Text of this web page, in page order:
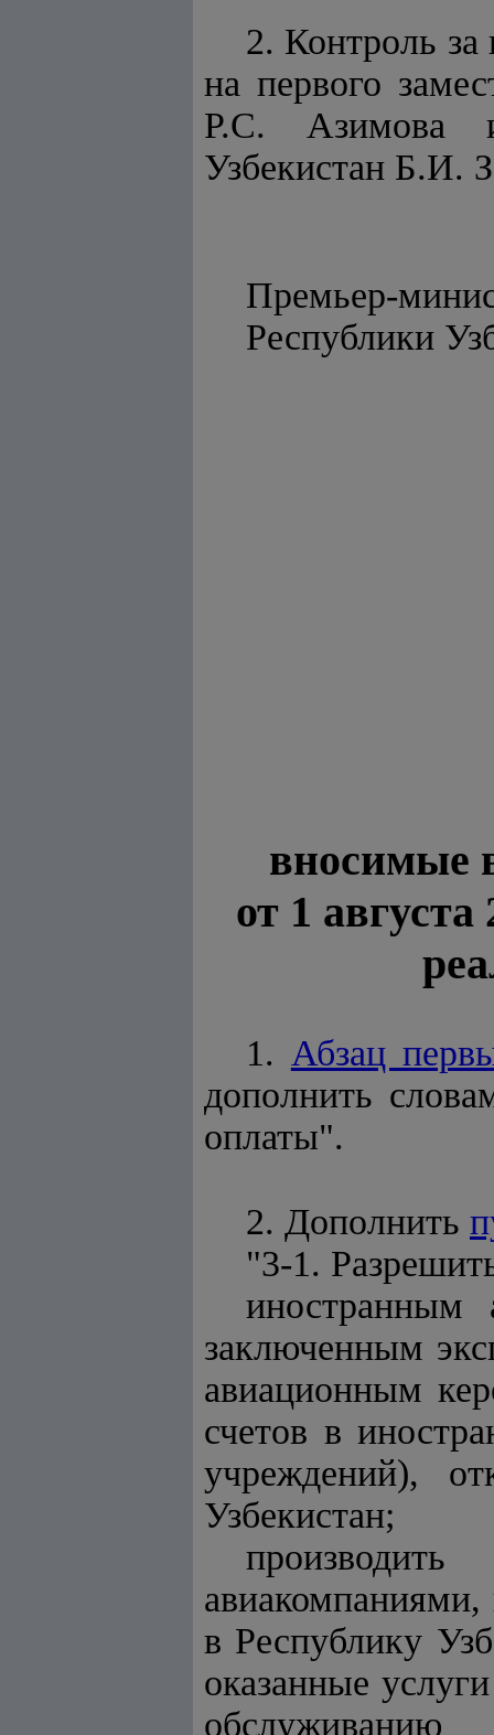
2. Контроль за
на первого
Р.С. Азимова и
Узбекистан Б.И.
Премьер-
вносимые
от 1
1. Абзац
дополнить
оплаты".
2. Дополнить
"3-1.
иностранным
заключенным
авиационным
счетов в
учреждений),
Узбекистан;
в Республику
оказанные